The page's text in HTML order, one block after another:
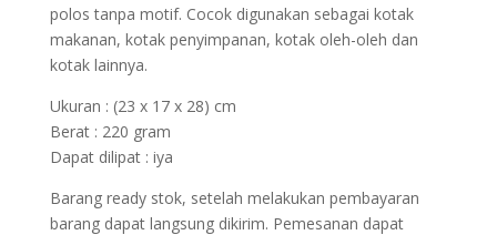
polos tanpa motif. Cocok digunakan sebagai kotak
makanan, kotak penyimpanan, kotak oleh-oleh dan
kotak lainnya.
Ukuran : (23 x 17 x 28) cm
Berat : 220 gram
Dapat dilipat : iya
Barang ready stok, setelah melakukan pembayaran
barang dapat langsung dikirim. Pemesanan dapat